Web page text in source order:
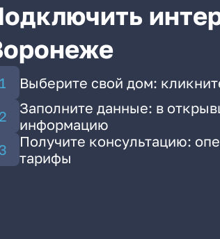
Выберите свой дом:
Заполните данные: в
информацию
Получите консультацию:
тарифы